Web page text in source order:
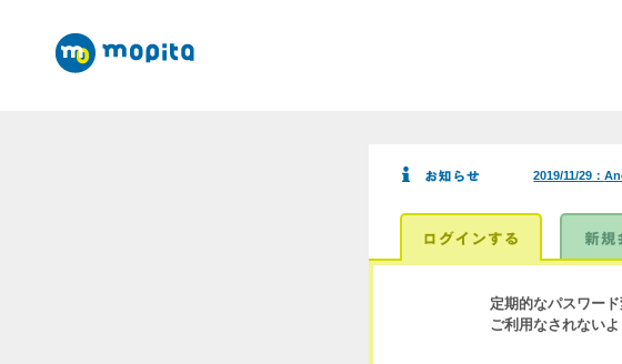
2019/11/29：Android
定期的なパスワー
ご利用なされない